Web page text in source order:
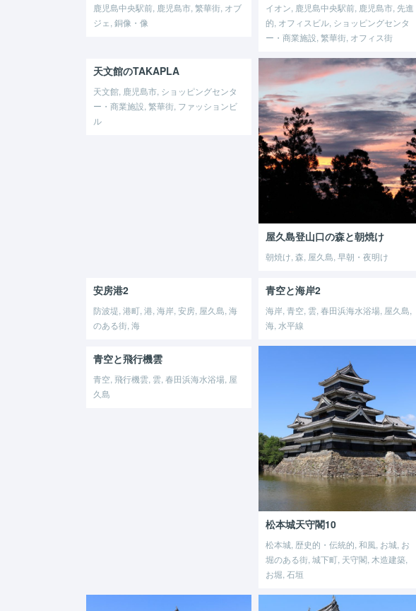
鹿児島中央駅前, 鹿児島市, 繁華街, オブ
ジェ, 銅像・像
イオン, 鹿児島中央駅前, 鹿児島市, 先進
的, オフィスビル, ショッピングセンタ
ー・商業施設, 繁華街, オフィス街
天文館のTAKAPLA
天文館, 鹿児島市, ショッピングセンタ
ー・商業施設, 繁華街, ファッションビ
ル
屋久島登山口の森と朝焼け
朝焼け, 森, 屋久島, 早朝・夜明け
安房港2
防波堤, 港町, 港, 海岸, 安房, 屋久島, 海
のある街, 海
青空と海岸2
海岸, 青空, 雲, 春田浜海水浴場, 屋久島,
海, 水平線
青空と飛行機雲
青空, 飛行機雲, 雲, 春田浜海水浴場, 屋
久島
松本城天守閣10
松本城, 歴史的・伝統的, 和風, お城, お
堀のある街, 城下町, 天守閣, 木造建築,
お堀, 石垣